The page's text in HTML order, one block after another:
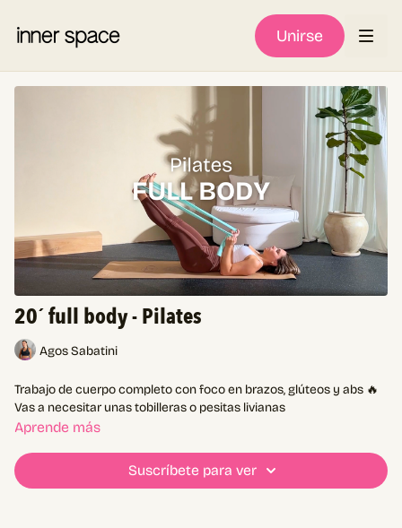
Unirse
20´ full body - Pilates
Agos Sabatini
Trabajo de cuerpo completo con foco en brazos, glúteos y abs 🔥
Vas a necesitar unas tobilleras o pesitas livianas
Aprende más
Suscríbete para ver